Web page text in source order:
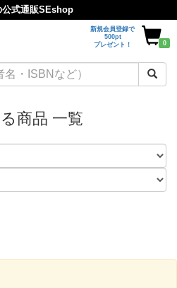
公式通販SEshop
新規会員登録で
500pt
プレゼント！
0
商品 一覧